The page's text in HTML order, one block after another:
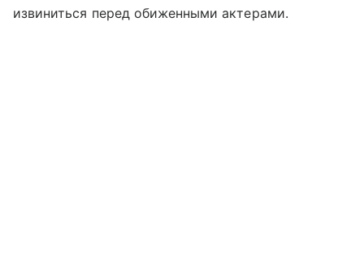
извиниться перед обиженными актерами.